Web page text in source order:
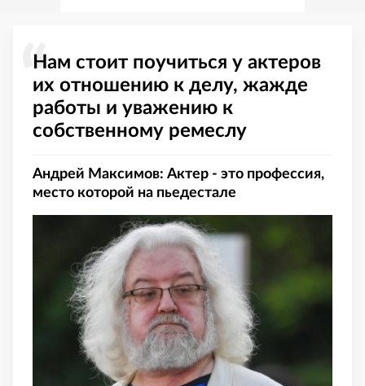
Нам стоит поучиться у актеров
их отношению к делу, жажде
работы и уважению к
собственному ремеслу
Андрей Максимов: Актер - это профессия,
место которой на пьедестале